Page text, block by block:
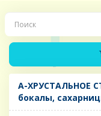
A-ХРУСТАЛЬНОЕ
бокалы,